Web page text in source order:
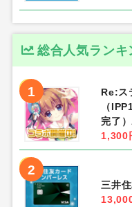
総合人気ランキ
1
Re:ス
（
完了
1,300
2
三井